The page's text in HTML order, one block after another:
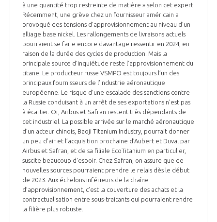
à une quantité trop restreinte de matière » selon cet expert.
Récemment, une grève chez un fournisseur américain a
provoqué des tensions d’approvisionnement au niveau d’un
alliage base nickel. Les rallongements de livraisons actuels
pourraient se faire encore davantage ressentir en 2024, en
raison de la durée des cycles de production. Mais la
principale source d’inquiétude reste l’approvisionnement du
titane. Le producteur russe VSMPO est toujours l’un des
principaux fournisseurs de l’industrie aéronautique
européenne. Le risque d’une escalade des sanctions contre
la Russie conduisant à un arrêt de ses exportations n’est pas
à écarter. Or, Airbus et Safran restent très dépendants de
cet industriel. La possible arrivée sur le marché aéronautique
d’un acteur chinois, Baoji Titanium Industry, pourrait donner
un peu d’air et l’acquisition prochaine d’Aubert et Duval par
Airbus et Safran, et de sa filiale EcoTitanium en particulier,
suscite beaucoup d'espoir. Chez Safran, on assure que de
nouvelles sources pourraient prendre le relais dès le début
de 2023. Aux échelons inférieurs de la chaîne
d’approvisionnement, c’est la couverture des achats et la
contractualisation entre sous-traitants qui pourraient rendre
la filière plus robuste.